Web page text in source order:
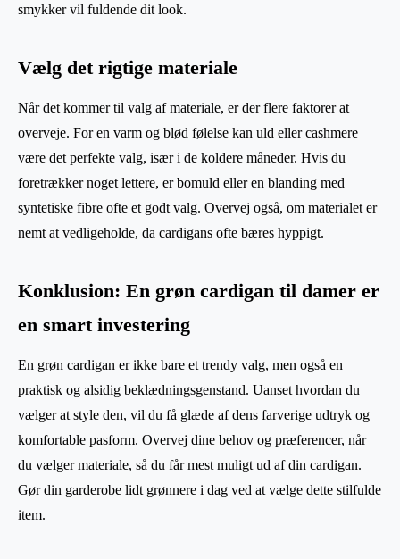
smykker vil fuldende dit look.
Vælg det rigtige materiale
Når det kommer til valg af materiale, er der flere faktorer at
overveje. For en varm og blød følelse kan uld eller cashmere
være det perfekte valg, især i de koldere måneder. Hvis du
foretrækker noget lettere, er bomuld eller en blanding med
syntetiske fibre ofte et godt valg. Overvej også, om materialet er
nemt at vedligeholde, da cardigans ofte bæres hyppigt.
Konklusion: En grøn cardigan til damer er
en smart investering
En grøn cardigan er ikke bare et trendy valg, men også en
praktisk og alsidig beklædningsgenstand. Uanset hvordan du
vælger at style den, vil du få glæde af dens farverige udtryk og
komfortable pasform. Overvej dine behov og præferencer, når
du vælger materiale, så du får mest muligt ud af din cardigan.
Gør din garderobe lidt grønnere i dag ved at vælge dette stilfulde
item.